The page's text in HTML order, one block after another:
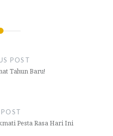
POST
Tahun Baru!
Pesta Rasa Hari Ini